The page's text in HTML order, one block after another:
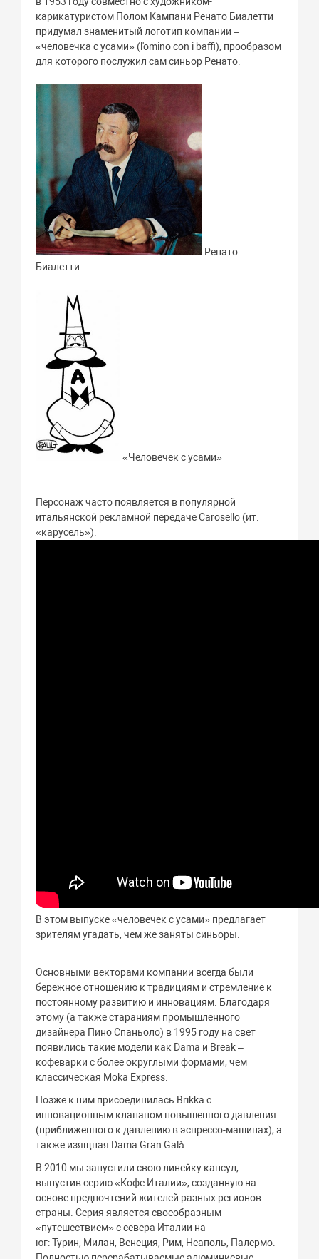
карикатуристом Полом Кампани Ренато Биалетти
придумал знаменитый логотип компании –
«человечка с усами» (l'omino con i baffi), прообразом
для которого послужил сам синьор Ренато.
Ренато
Биалетти
«Человечек с усами»
Персонаж часто появляется в популярной
итальянской рекламной передаче Carosello (ит.
«карусель»).
В этом выпуске «человечек с усами» предлагает
зрителям угадать, чем же заняты синьоры.
Основными векторами компании всегда были
бережное отношению к традициям и стремление к
постоянному развитию и инновациям. Благодаря
этому (а также стараниям промышленного
дизайнера Пино Спаньоло) в 1995 году на свет
появились такие модели как Dama и Break –
кофеварки с более округлыми формами, чем
классическая Moka Express.
Позже к ним присоединилась Brikka с
инновационным клапаном повышенного давления
(приближенного к давлению в эспрессо-машинах), а
также изящная Dama Gran Galà.
В 2010 мы запустили свою линейку капсул,
выпустив серию «Кофе Италии», созданную на
основе предпочтений жителей разных регионов
страны. Серия является своеобразным
«путешествием» с севера Италии на
юг: Турин, Милан, Венеция, Рим, Неаполь, Палермо.